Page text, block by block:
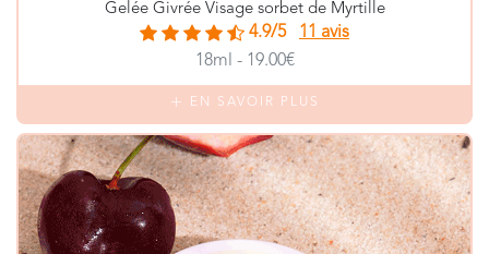
Gelée Givrée Visage sorbet de Myrtille
4.9/5
11 avis
18ml - 19.00€
EN SAVOIR PLUS